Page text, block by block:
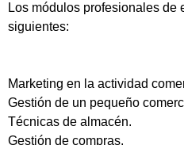
Los módulos profesionales de
siguientes:
Marketing en la actividad
Gestión de un pequeño
Técnicas de almacén.
Gestión de compras.